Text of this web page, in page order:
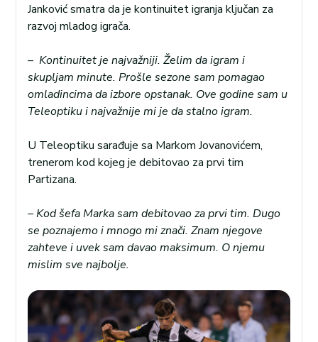
Janković smatra da je kontinuitet igranja ključan za
razvoj mladog igrača.
– Kontinuitet je najvažniji. Želim da igram i
skupljam minute. Prošle sezone sam pomagao
omladincima da izbore opstanak. Ove godine sam u
Teleoptiku i najvažnije mi je da stalno igram.
U Teleoptiku sarađuje sa Markom Jovanovićem,
trenerom kod kojeg je debitovao za prvi tim
Partizana.
– Kod šefa Marka sam debitovao za prvi tim. Dugo
se poznajemo i mnogo mi znači. Znam njegove
zahteve i uvek sam davao maksimum. O njemu
mislim sve najbolje.